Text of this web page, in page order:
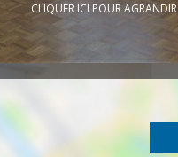
CLIQUER ICI POUR AGRANDIR